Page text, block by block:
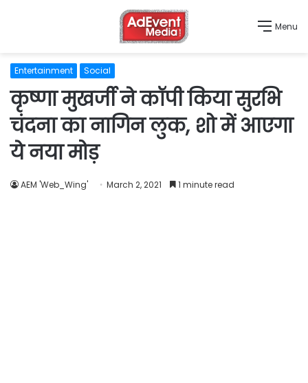
Menu
Entertainment Social
कृष्णा मुखर्जी ने कॉपी किया सुरभि
चंदना का नागिन लुक, शो में आएगा
ये नया मोड़
AEM 'Web_Wing' March 2, 2021 1 minute read